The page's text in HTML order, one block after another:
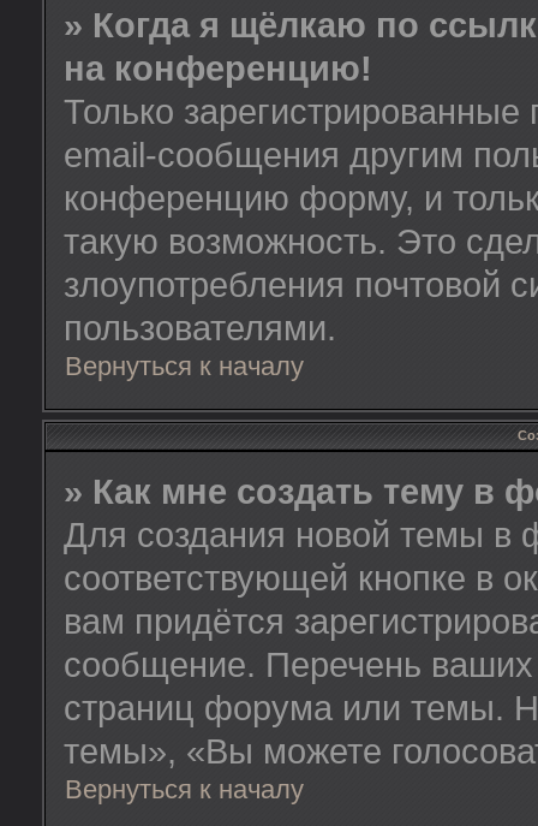
» Когда я щёлкаю по
на конференцию!
Только зарегистрированные
email-сообщения другим
конференцию форму, и
такую возможность. Это
злоупотребления почтовой
пользователями.
Вернуться к началу
» Как мне создать тему в
Для создания новой темы в
соответствующей кнопке в
вам придётся
сообщение. Перечень ваших
страниц форума или темы.
темы», «Вы можете
Вернуться к началу